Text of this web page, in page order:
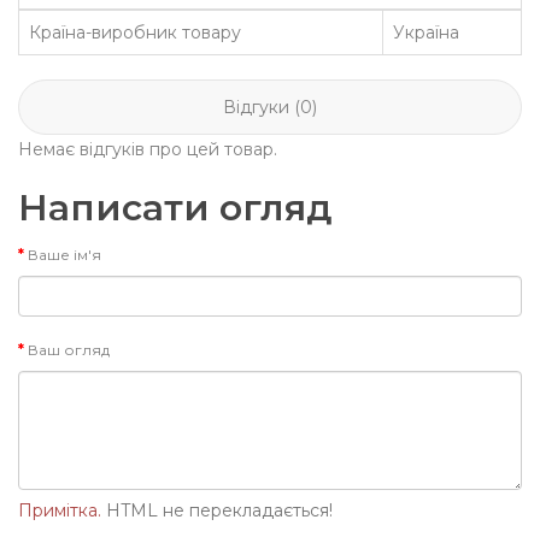
Країна-виробник товару Україна
Відгуки (0)
Немає відгуків про цей товар.
Написати огляд
Ваше ім'я
Ваш огляд
Примітка. HTML не перекладається!